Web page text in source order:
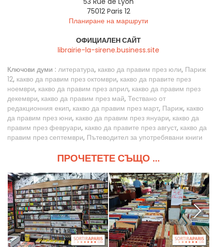
75012 Paris 12
Планиране на маршрути
ОФИЦИАЛЕН САЙТ
librairie-la-sirene.business.site
Ключови думи : литература, какво да правим през юли, Париж
12, какво да правим през октомври, какво да правите през
ноември, какво да правим през април, какво да правим през
декември, какво да правим през май, Тествано от
редакционния екип, какво да правим през март, Париж, какво
да правим през юни, какво да правим през януари, какво да
правим през февруари, какво да правите през август, какво да
правим през септември, Пътеводител за употребявани книги
ПРОЧЕТЕТЕ СЪЩО ...